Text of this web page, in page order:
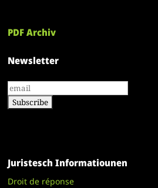
PDF Archiv
Newsletter
Juristesch Informatiounen
Droit de réponse